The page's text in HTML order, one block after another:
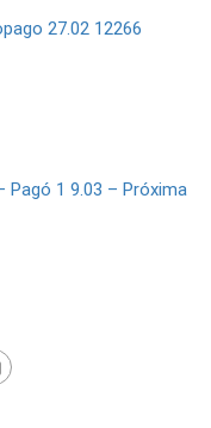
27.02 12266
Pagó 1 9.03 – Próxima